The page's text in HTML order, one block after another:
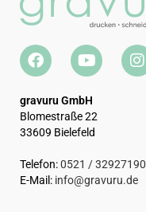
gravuru GmbH
Blomestraße 22
33609 Bielefeld
Telefon:0521 / 32927190
E-Mail: info@gravuru.de